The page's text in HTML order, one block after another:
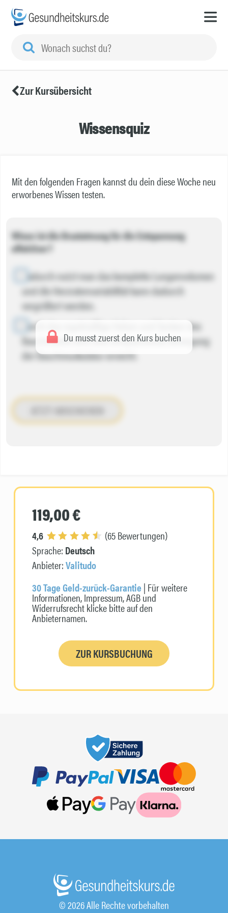
Zur Kursübersicht
Wissensquiz
Mit den folgenden Fragen kannst du dein diese Woche neu
erworbenes Wissen testen.
Du musst zuerst den Kurs buchen
Wieso ist die Brustatmung für die Entspannung
effektiver?
Dadurch nutzt man das komplette Lungenvolumen
und die Herzratenvariabilität kann dadurch
vergrößert werden.
Durch das regelmäßige Heben und Senken des
Bauchnabels wird eine entspannende Bewegung
der Bauchmuskulatur erreicht.
JETZT ABSCHICKEN
119,00 €
4,6
(65 Bewertungen)
Sprache: Deutsch
Anbieter:Valitudo
30 Tage Geld-zurück-Garantie| Für weitere
Informationen, Impressum, AGB und
Widerrufsrecht klicke bitte auf den
Anbieternamen.
ZUR KURSBUCHUNG
© 2026 Alle Rechte vorbehalten